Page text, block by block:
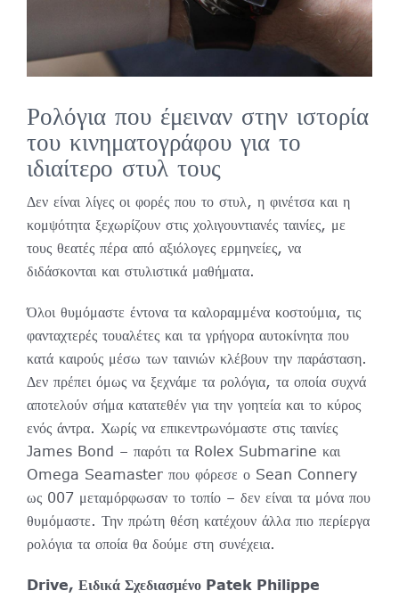
Ρολόγια που έμειναν στην ιστορία
του κινηματογράφου για το
ιδιαίτερο στυλ τους
Δεν είναι λίγες οι φορές που το στυλ, η φινέτσα και η
κομψότητα ξεχωρίζουν στις χολιγουντιανές ταινίες, με
τους θεατές πέρα από αξιόλογες ερμηνείες, να
διδάσκονται και στυλιστικά μαθήματα.
Όλοι θυμόμαστε έντονα τα καλοραμμένα κοστούμια, τις
φανταχτερές τουαλέτες και τα γρήγορα αυτοκίνητα που
κατά καιρούς μέσω των ταινιών κλέβουν την παράσταση.
Δεν πρέπει όμως να ξεχνάμε τα ρολόγια, τα οποία συχνά
αποτελούν σήμα κατατεθέν για την γοητεία και το κύρος
ενός άντρα. Χωρίς να επικεντρωνόμαστε στις ταινίες
James Bond – παρότι τα Rolex Submarine και
Omega Seamaster που φόρεσε ο Sean Connery
ως 007 μεταμόρφωσαν το τοπίο – δεν είναι τα μόνα που
θυμόμαστε. Την πρώτη θέση κατέχουν άλλα πιο περίεργα
ρολόγια τα οποία θα δούμε στη συνέχεια.
Drive, Ειδικά Σχεδιασμένο Patek Philippe